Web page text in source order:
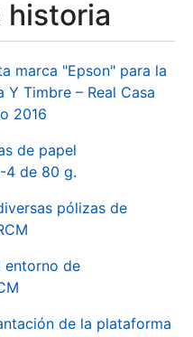
historia
marca "Epson" para la
Y Timbre – Real Casa
2016
de papel
4 de 80 g.
pólizas de
entorno de
de la plataforma